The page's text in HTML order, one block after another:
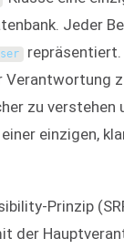
Jeder
repräsentiert.
Verantwortung
zu verstehen
einzigen,
Prinzip
der